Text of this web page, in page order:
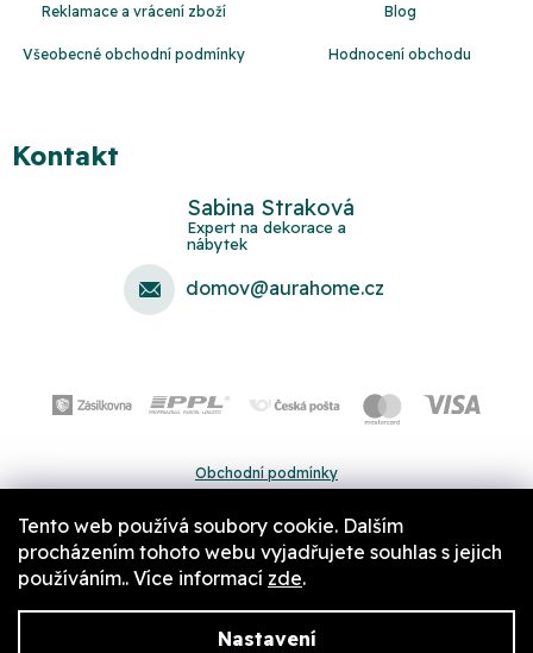
Tento web používá soubory cookie. Dalším
procházením tohoto webu vyjadřujete souhlas s jejich
používáním.. Více informací zde.
Nastavení
Reklamace a vrácení zboží
Všeobecné obchodní podmínky
Blog
Hodnocení obchodu
Kontakt
Sabina Straková
domov@aurahome.cz
Obchodní podmínky
Pravidla a nastavení cookies